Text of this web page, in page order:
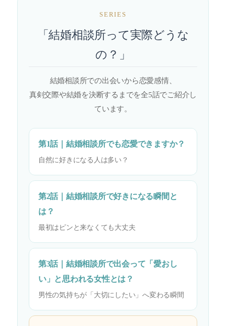
SERIES
「結婚相談所って実際どうな
の？」
結婚相談所での出会いから恋愛感情、
真剣交際や結婚を決断するまでを全5話でご紹介し
ています。
第1話｜結婚相談所でも恋愛できますか？
自然に好きになる人は多い？
第2話｜結婚相談所で好きになる瞬間と
は？
最初はピンと来なくても大丈夫
第3話｜結婚相談所で出会って「愛おし
い」と思われる女性とは？
男性の気持ちが「大切にしたい」へ変わる瞬間